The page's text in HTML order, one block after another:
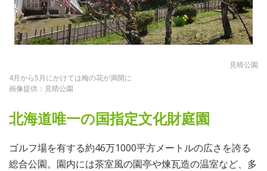
見晴公園
4月から5月にかけては梅の花が満開に
画像提供：見晴公園
北海道唯一の国指定文化財庭園
ゴルフ場を有する約46万1000平方メートルの広さを誇る
総合公園。園内には茶室風の園亭や煉瓦造の温室など、多